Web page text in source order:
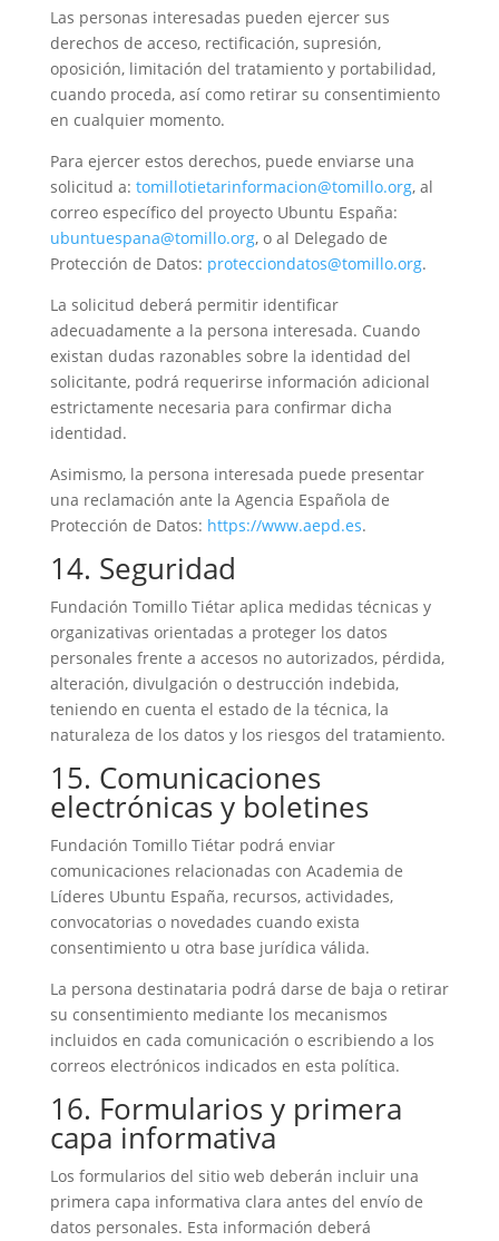
Las personas interesadas pueden ejercer sus
derechos de acceso, rectificación, supresión,
oposición, limitación del tratamiento y portabilidad,
cuando proceda, así como retirar su consentimiento
en cualquier momento.
Para ejercer estos derechos, puede enviarse una
solicitud a: tomillotietarinformacion@tomillo.org, al
correo específico del proyecto Ubuntu España:
ubuntuespana@tomillo.org, o al Delegado de
Protección de Datos: protecciondatos@tomillo.org.
La solicitud deberá permitir identificar
adecuadamente a la persona interesada. Cuando
existan dudas razonables sobre la identidad del
solicitante, podrá requerirse información adicional
estrictamente necesaria para confirmar dicha
identidad.
Asimismo, la persona interesada puede presentar
una reclamación ante la Agencia Española de
Protección de Datos: https://www.aepd.es.
14. Seguridad
Fundación Tomillo Tiétar aplica medidas técnicas y
organizativas orientadas a proteger los datos
personales frente a accesos no autorizados, pérdida,
alteración, divulgación o destrucción indebida,
teniendo en cuenta el estado de la técnica, la
naturaleza de los datos y los riesgos del tratamiento.
15. Comunicaciones
electrónicas y boletines
Fundación Tomillo Tiétar podrá enviar
comunicaciones relacionadas con Academia de
Líderes Ubuntu España, recursos, actividades,
convocatorias o novedades cuando exista
consentimiento u otra base jurídica válida.
La persona destinataria podrá darse de baja o retirar
su consentimiento mediante los mecanismos
incluidos en cada comunicación o escribiendo a los
correos electrónicos indicados en esta política.
16. Formularios y primera
capa informativa
Los formularios del sitio web deberán incluir una
primera capa informativa clara antes del envío de
datos personales. Esta información deberá